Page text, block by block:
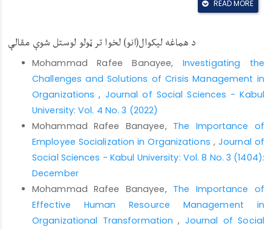
سروی، خلیل‌الرحمن.(1398) مبانی سازمان و مدیریت. کابل:
انتشارات عازم
ضیاالدینی، طاهره. (1394). ارزیابی درجه غیررسمی بودن سامزان در
دستگاه‌های اجرایی شهرکرمان. پایان نامه کارشناسی ارشد مدیریت
دولتی، دانشگاه آزاد کرمان
ظهیری، یوسف. (1384). بررسی تاثیر ارتباطات رسمی و غیررسمی
سازمان بر اثربخشی واحدهای اداری وزارتخانه ها در شهرستان مرزی
آستارا، پایان نامه کراشناسی ارشد مدیریت، دانشگاه آزاد قزوین.
فرهنگی، ع، صفرزاده،ح. (1383). روش‌های تحقیق در مدیریت. تهران:
پیام پویا.
READ MORE
د هماغه لیکوال(انو) لخوا تر ټولو لوستل شوې مقالې
Mohammad Rafee Banayee, Investigating the
Challenges and Solutions of Crisis Management in
Organizations, Journal of Social Sciences - Kabul
University: Vol. 4 No. 3 (2022)
Mohammad Rafee Banayee, The Importance of
Employee Socialization in Organizations ,Journal of
Social Sciences - Kabul University: Vol. 8 No. 3 (1404):
December
Mohammad Rafee Banayee, The Importance of
Effective Human Resource Management in
Organizational Transformation, Journal of Social